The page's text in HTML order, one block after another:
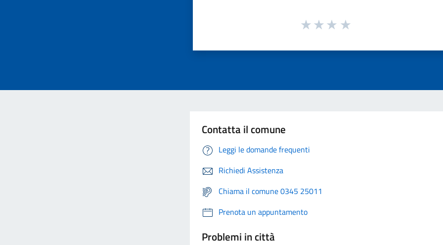
Contatta il comune
Leggi le domande frequenti
Richiedi Assistenza
Chiama il comune 0345 25011
Prenota un appuntamento
Problemi in città